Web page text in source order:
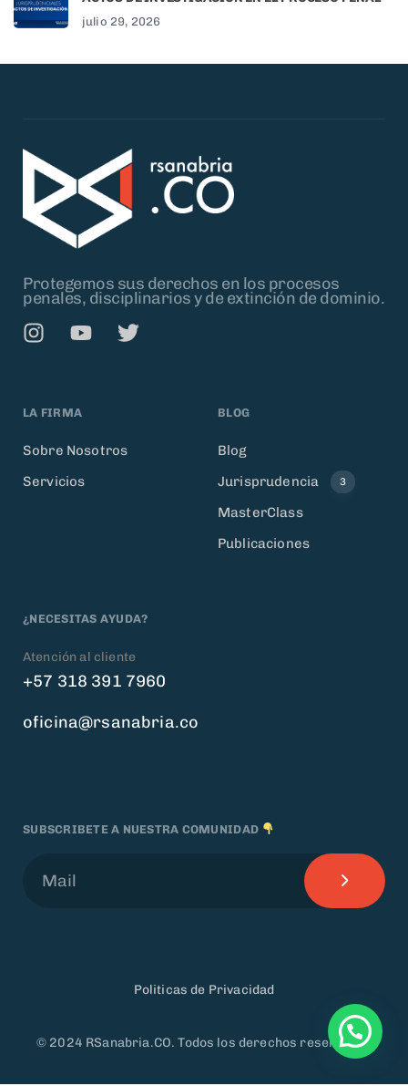
julio 29, 2026
Protegemos sus derechos en los procesos
penales, disciplinarios y de extinción de dominio.
LA FIRMA
Sobre Nosotros
Servicios
BLOG
Blog
Jurisprudencia
3
MasterClass
Publicaciones
¿NECESITAS AYUDA?
Atención al cliente
+57 318 391 7960
oficina@rsanabria.co
SUBSCRIBETE A NUESTRA COMUNIDAD
Politicas de Privacidad
© 2024 RSanabria.CO. Todos los derechos reservados